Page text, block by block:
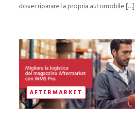
dover riparare la propria automobile […]
AFTERMARKET